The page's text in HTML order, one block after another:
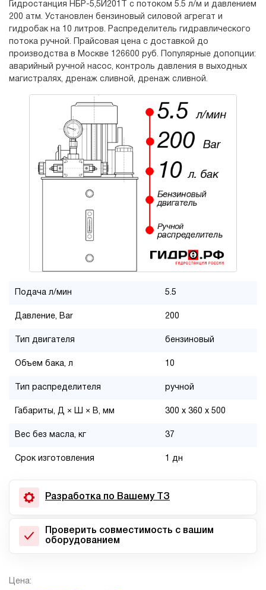
Гидростанция НБР-5,5И201Т с потоком 5.5 л/м и давлением
200 атм. Установлен бензиновый силовой агрегат и
гидробак на 10 литров. Распределитель гидравлического
потока ручной. Прайсовая цена с доставкой до
производства в Москве 126600 руб. Популярные допопции:
аварийный ручной насос, контроль давления в выходных
магистралях, дренаж сливной, дренаж сливной.
Подача л/мин 5.5
Давление, Bar 200
Тип двигателя бензиновый
Объем бака, л 10
Тип распределителя ручной
Габариты, Д × Ш × В, мм 300 x 360 x 500
Вес без масла, кг 37
Срок изготовления 1 дн
Разработка по Вашему ТЗ
Проверить совместимость с вашим
оборудованием
Цена: